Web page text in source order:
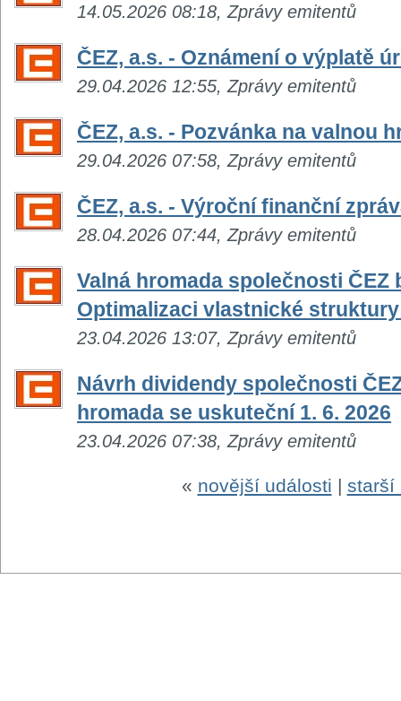
14.05.2026 08:18, Zprávy emitentů
ČEZ, a.s. - Oznámení o výplatě
29.04.2026 12:55, Zprávy emitentů
ČEZ, a.s. - Pozvánka na valnou
29.04.2026 07:58, Zprávy emitentů
ČEZ, a.s. - Výroční finanční
28.04.2026 07:44, Zprávy emitentů
Valná hromada společnosti ČEZ
Optimalizaci vlastnické
23.04.2026 13:07, Zprávy emitentů
Návrh dividendy společnosti
hromada se uskuteční 1. 6. 2026
23.04.2026 07:38, Zprávy emitentů
« novější události | starší